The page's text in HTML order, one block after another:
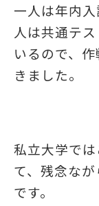
一人は年内
人は共通テ
いるので、
きました。
私立大学で
て、残念な
です。